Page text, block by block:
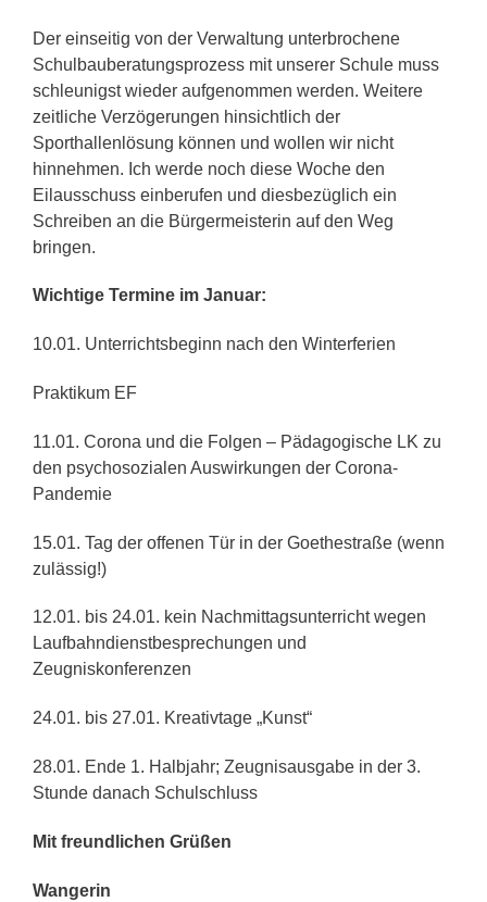
Der einseitig von der Verwaltung unterbrochene
Schulbauberatungsprozess mit unserer Schule muss
schleunigst wieder aufgenommen werden. Weitere
zeitliche Verzögerungen hinsichtlich der
Sporthallenlösung können und wollen wir nicht
hinnehmen. Ich werde noch diese Woche den
Eilausschuss einberufen und diesbezüglich ein
Schreiben an die Bürgermeisterin auf den Weg
bringen.
Wichtige Termine im Januar:
10.01. Unterrichtsbeginn nach den Winterferien
Praktikum EF
11.01. Corona und die Folgen – Pädagogische LK zu
den psychosozialen Auswirkungen der Corona-
Pandemie
15.01. Tag der offenen Tür in der Goethestraße (wenn
zulässig!)
12.01. bis 24.01. kein Nachmittagsunterricht wegen
Laufbahndienstbesprechungen und
Zeugniskonferenzen
24.01. bis 27.01. Kreativtage „Kunst“
28.01. Ende 1. Halbjahr; Zeugnisausgabe in der 3.
Stunde danach Schulschluss
Mit freundlichen Grüßen
Wangerin